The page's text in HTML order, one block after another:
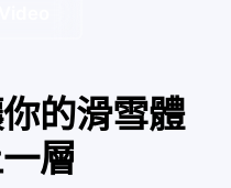
的滑雪體
層